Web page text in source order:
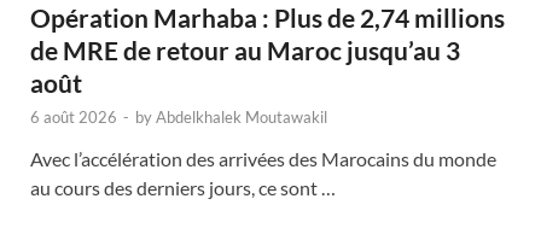
Opération Marhaba : Plus de 2,74 millions
de MRE de retour au Maroc jusqu’au 3
août
6 août 2026 - byAbdelkhalek Moutawakil
Avec l’accélération des arrivées des Marocains du monde
au cours des derniers jours, ce sont …